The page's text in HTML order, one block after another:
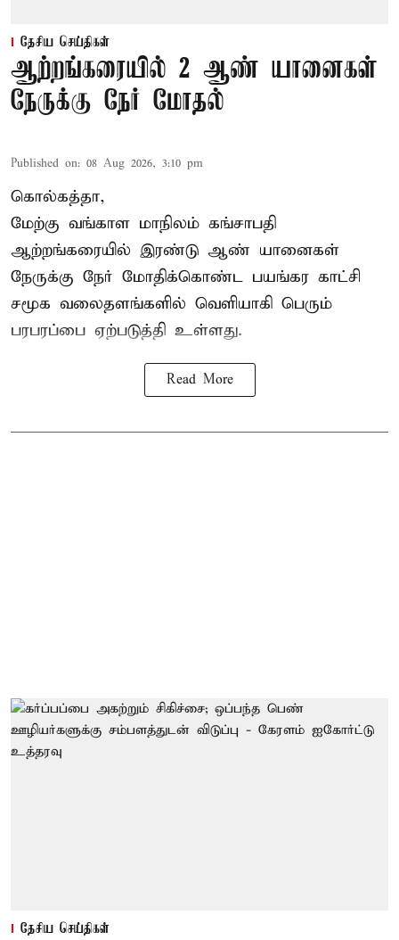
தேசிய செய்திகள்
ஆற்றங்கரையில் 2 ஆண் யானைகள்
நேருக்கு நேர் மோதல்
Published on: 08 Aug 2026, 3:10 pm
கொல்கத்தா,
மேற்கு வங்காள மாநிலம் கங்சாபதி
ஆற்றங்கரையில் இரண்டு ஆண் யானைகள்
நேருக்கு நேர் மோதிக்கொண்ட பயங்கர காட்சி
சமூக வலைதளங்களில் வெளியாகி பெரும்
பரபரப்பை ஏற்படுத்தி உள்ளது.
Read More
தேசிய செய்திகள்